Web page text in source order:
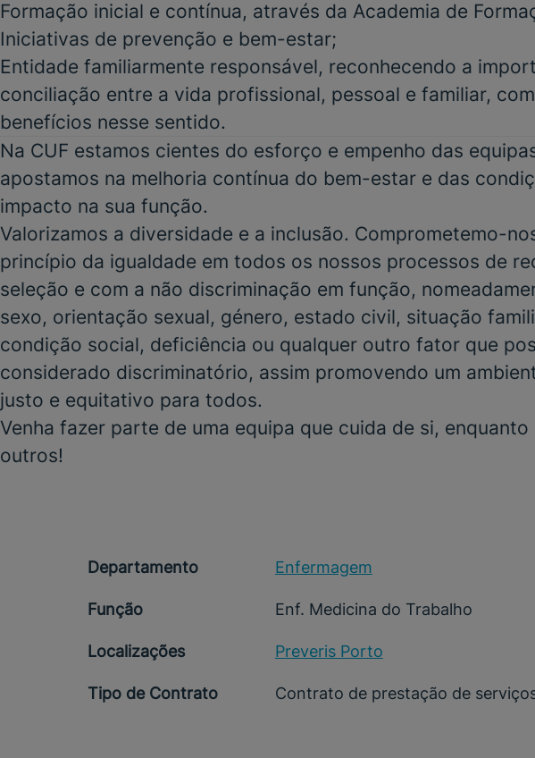
Formação inicial e contínua, através da Academia de
Iniciativas de prevenção e bem-estar;
Entidade familiarmente responsável, reconhecendo a
conciliação entre a vida profissional, pessoal e familiar,
benefícios nesse sentido.
Na CUF estamos cientes do esforço e empenho das
apostamos na melhoria contínua do bem-estar e das
impacto na sua função.
Valorizamos a diversidade e a inclusão. Comprometemo-
princípio da igualdade em todos os nossos processos de
seleção e com a não discriminação em função,
sexo, orientação sexual, género, estado civil, situação
condição social, deficiência ou qualquer outro fator que
considerado discriminatório, assim promovendo um
justo e equitativo para todos.
Venha fazer parte de uma equipa que cuida de si,
outros!
Departamento Enfermagem
Função Enf. Medicina do Trabalho
Localizações Preveris Porto
Tipo de Contrato Contrato de prestação de